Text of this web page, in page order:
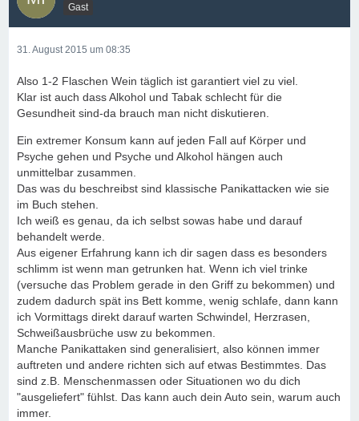
Gast
31. August 2015 um 08:35
Also 1-2 Flaschen Wein täglich ist garantiert viel zu viel.
Klar ist auch dass Alkohol und Tabak schlecht für die
Gesundheit sind-da brauch man nicht diskutieren.
Ein extremer Konsum kann auf jeden Fall auf Körper und
Psyche gehen und Psyche und Alkohol hängen auch
unmittelbar zusammen.
Das was du beschreibst sind klassische Panikattacken wie sie
im Buch stehen.
Ich weiß es genau, da ich selbst sowas habe und darauf
behandelt werde.
Aus eigener Erfahrung kann ich dir sagen dass es besonders
schlimm ist wenn man getrunken hat. Wenn ich viel trinke
(versuche das Problem gerade in den Griff zu bekommen) und
zudem dadurch spät ins Bett komme, wenig schlafe, dann kann
ich Vormittags direkt darauf warten Schwindel, Herzrasen,
Schweißausbrüche usw zu bekommen.
Manche Panikattaken sind generalisiert, also können immer
auftreten und andere richten sich auf etwas Bestimmtes. Das
sind z.B. Menschenmassen oder Situationen wo du dich
"ausgeliefert" fühlst. Das kann auch dein Auto sein, warum auch
immer.